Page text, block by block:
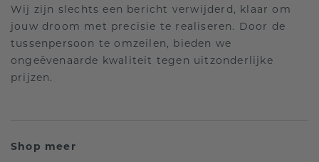
Wij zijn slechts een bericht verwijderd, klaar om
jouw droom met precisie te realiseren. Door de
tussenpersoon te omzeilen, bieden we
ongeëvenaarde kwaliteit tegen uitzonderlijke
prijzen.
Shop meer